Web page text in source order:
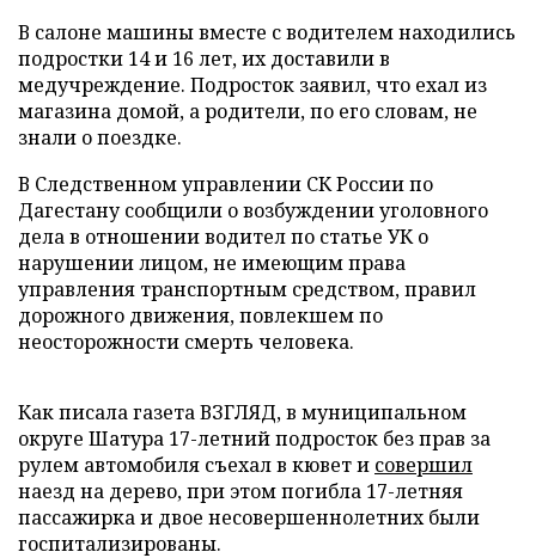
В салоне машины вместе с водителем находились
подростки 14 и 16 лет, их доставили в
медучреждение. Подросток заявил, что ехал из
магазина домой, а родители, по его словам, не
знали о поездке.
В Следственном управлении СК России по
Дагестану сообщили о возбуждении уголовного
дела в отношении водител по статье УК о
нарушении лицом, не имеющим права
управления транспортным средством, правил
дорожного движения, повлекшем по
неосторожности смерть человека.
Как писала газета ВЗГЛЯД, в муниципальном
округе Шатура 17-летний подросток без прав за
рулем автомобиля съехал в кювет и совершил
наезд на дерево, при этом погибла 17-летняя
пассажирка и двое несовершеннолетних были
госпитализированы.